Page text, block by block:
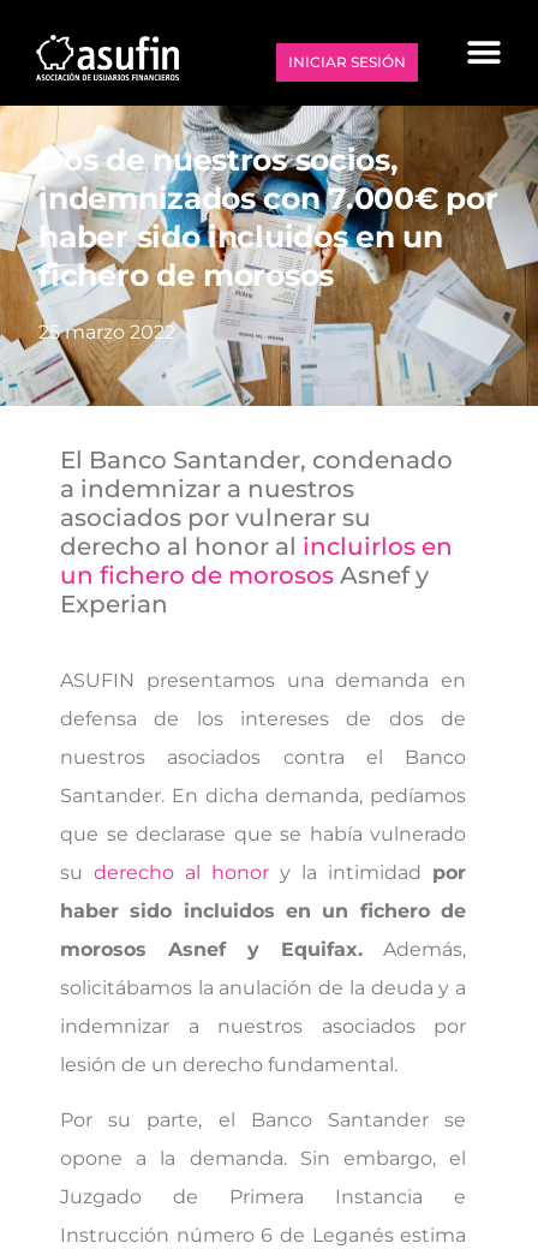
INICIAR SESIÓN
Dos de nuestros socios,
indemnizados con 7.000€ por
haber sido incluidos en un
fichero de morosos
25 marzo 2022
El Banco Santander, condenado
a indemnizar a nuestros
asociados por vulnerar su
derecho al honor al incluirlos en
un fichero de morosos Asnef y
Experian
ASUFIN presentamos una demanda en
defensa de los intereses de dos de
nuestros asociados contra el Banco
Santander. En dicha demanda, pedíamos
que se declarase que se había vulnerado
suderecho al honor y la intimidad por
haber sido incluidos en un fichero de
morosos Asnef y Equifax. Además,
solicitábamos la anulación de la deuda y a
indemnizar a nuestros asociados por
lesión de un derecho fundamental.
Por su parte, el Banco Santander se
opone a la demanda. Sin embargo, el
Juzgado de Primera Instancia e
Instrucción número 6 de Leganés estima